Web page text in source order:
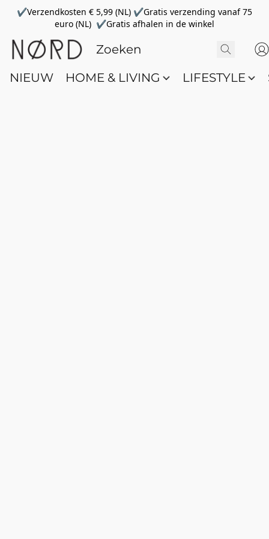
✔Verzendkosten € 5,99 (NL) ✔Gratis verzending vanaf 75
euro (NL) ✔Gratis afhalen in de winkel
NIEUW HOME & LIVING LIFESTYLE